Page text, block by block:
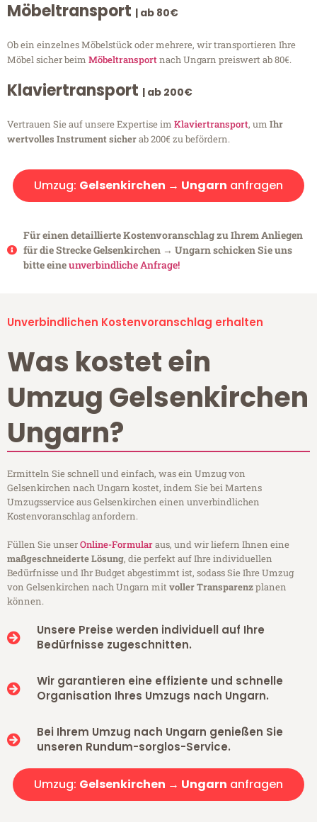
Möbeltransport | ab 80€
Ob ein einzelnes Möbelstück oder mehrere, wir transportieren Ihre
Möbel sicher beim Möbeltransportnach Ungarn preiswert ab 80€.
Klaviertransport | ab 200€
Vertrauen Sie auf unsere Expertise im Klaviertransport, um Ihr
wertvolles Instrument sicherab 200€ zu befördern.
Umzug: Gelsenkirchen → Ungarn anfragen
Für einen detaillierte Kostenvoranschlag zu Ihrem Anliegen
für die Strecke Gelsenkirchen → Ungarn schicken Sie uns
bitte eineunverbindliche Anfrage!
Unverbindlichen Kostenvoranschlag erhalten
Was kostet ein
Umzug Gelsenkirchen
Ungarn?
Ermitteln Sie schnell und einfach, was ein Umzug von
Gelsenkirchen nach Ungarn kostet, indem Sie bei Martens
Umzugsservice aus Gelsenkirchen einen unverbindlichen
Kostenvoranschlag anfordern.
Füllen Sie unserOnline-Formularaus, und wir liefern Ihnen eine
maßgeschneiderte Lösung, die perfekt auf Ihre individuellen
Bedürfnisse und Ihr Budget abgestimmt ist, sodass Sie Ihre Umzug
von Gelsenkirchen nach Ungarn mitvoller Transparenzplanen
können.
Unsere Preise werden individuell auf Ihre
Bedürfnisse zugeschnitten.
Wir garantieren eine effiziente und schnelle
Organisation Ihres Umzugs nach Ungarn.
Bei Ihrem Umzug nach Ungarn genießen Sie
unseren Rundum-sorglos-Service.
Umzug: Gelsenkirchen → Ungarn anfragen